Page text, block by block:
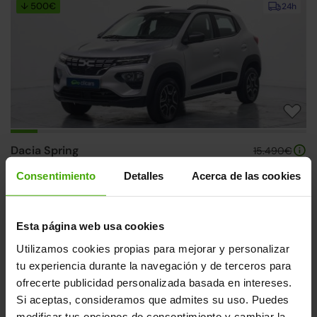
Consentimiento Detalles Acerca de las cookies
Esta página web usa cookies
Utilizamos cookies propias para mejorar y personalizar
tu experiencia durante la navegación y de terceros para
ofrecerte publicidad personalizada basada en intereses.
Si aceptas, consideramos que admites su uso. Puedes
24h
↓ 500€
Dacia Spring
2023 | 1.973km | 45CV | Autonomía 230km(1)
15.490€
Eléctrico Desde170€/mes